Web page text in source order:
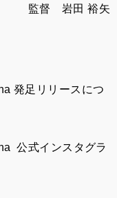
監督 岩田 裕矢
発足リリースにつ
公式インスタグラ